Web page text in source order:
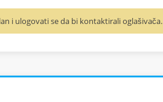
i ulogovati se da bi kontaktirali oglašivača.